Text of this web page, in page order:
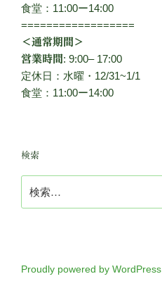
食堂：11:00ー14:00
==================
＜通常期間＞
営業時間 : 9:00– 17:00
定休日：水曜・12/31~1/1
食堂：11:00ー14:00
検索
索:
Proudly powered by WordPress